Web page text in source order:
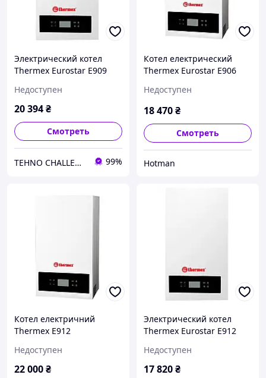
Электрический котел
Thermex Eurostar E909
Недоступен
20 394₴
Смотреть
TEHNO CHALLENGE 99%
Котел електрический
Thermex Eurostar E906
Недоступен
18 470₴
Смотреть
Hotman
Котел електричний
Thermex E912
Недоступен
22 000₴
Электрический котел
Thermex Eurostar E912
Недоступен
17 820₴